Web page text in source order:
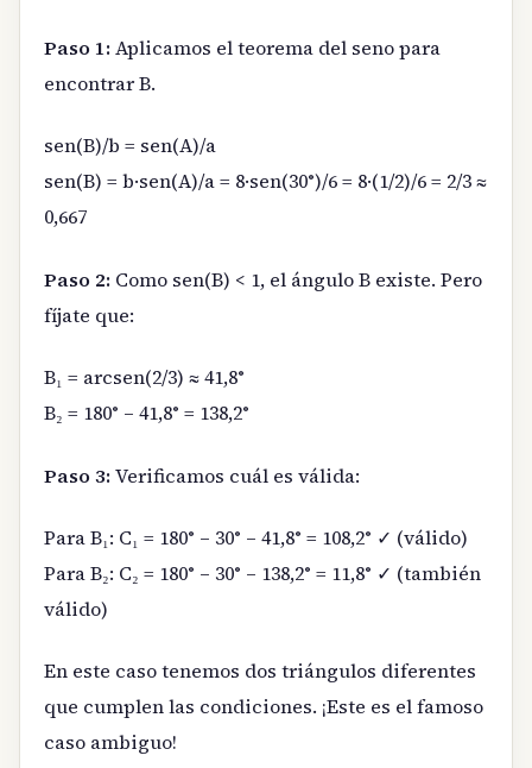
Paso 1:Aplicamos el teorema del seno para
encontrar B.
sen(B)/b = sen(A)/a
sen(B) = b·sen(A)/a = 8·sen(30°)/6 = 8·(1/2)/6 = 2/3 ≈
0,667
Paso 2: Como sen(B) < 1, el ángulo B existe. Pero
fíjate que:
B₁ = arcsen(2/3) ≈ 41,8°
B₂ = 180° – 41,8° = 138,2°
Paso 3:Verificamos cuál es válida:
Para B₁: C₁ = 180° – 30° – 41,8° = 108,2° ✓ (válido)
Para B₂: C₂ = 180° – 30° – 138,2° = 11,8° ✓ (también
válido)
En este caso tenemos dos triángulos diferentes
que cumplen las condiciones. ¡Este es el famoso
caso ambiguo!